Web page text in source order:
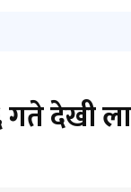
गते देखी